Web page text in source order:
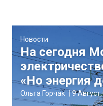
Новости
На сегодня
«Но энергия
Ольга Горчак |9